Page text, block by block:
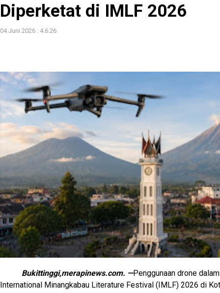
Diperketat di IMLF 2026
04 Juni 2026 : 4.6.26
Bukittinggi,merapinews.com. —Penggunaan drone
International Minangkabau Literature Festival (IMLF) 2026 di